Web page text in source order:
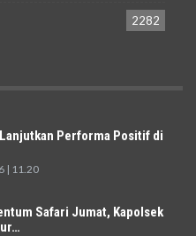
2282
Performa Positif di
| 11.20
Safari Jumat, Kapolsek